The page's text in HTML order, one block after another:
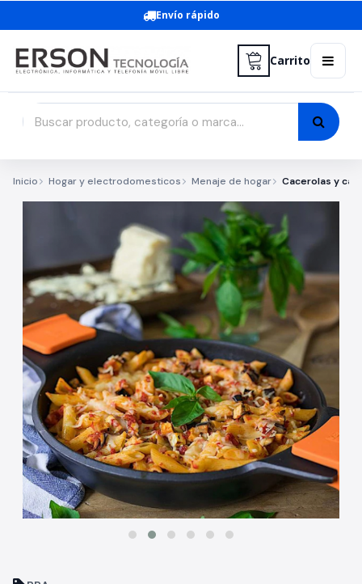
Envío rápido
Carrito
Inicio Hogar y electrodomesticos Menaje de hogar Cacerolas y